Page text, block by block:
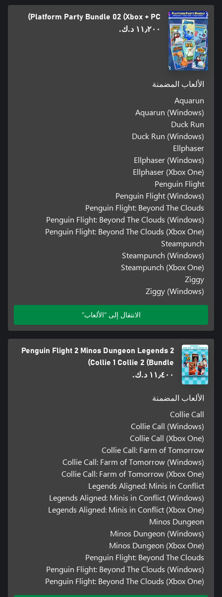
Platform Party Bundle 02 (Xbox + PC)
١١٫٢٠٠ د.ك.‏
الألعاب المضمنة
Aquarun
Aquarun (Windows)
Duck Run
Duck Run (Windows)
Ellphaser
Ellphaser (Windows)
Ellphaser (Xbox One)
Penguin Flight
Penguin Flight (Windows)
Penguin Flight: Beyond The Clouds
Penguin Flight: Beyond The Clouds (Windows)
Penguin Flight: Beyond The Clouds (Xbox One)
Steampunch
Steampunch (Windows)
Steampunch (Xbox One)
Ziggy
Ziggy (Windows)
الانتقال إلى "الألعاب"
Penguin Flight 2 Minos Dungeon Legends 2
Collie 1 Collie 2 (Bundle)
١١٫٤٠٠ د.ك.‏
الألعاب المضمنة
Collie Call
Collie Call (Windows)
Collie Call (Xbox One)
Collie Call: Farm of Tomorrow
Collie Call: Farm of Tomorrow (Windows)
Collie Call: Farm of Tomorrow (Xbox One)
Legends Aligned: Minis in Conflict
Legends Aligned: Minis in Conflict (Windows)
Legends Aligned: Minis in Conflict (Xbox One)
Minos Dungeon
Minos Dungeon (Windows)
Minos Dungeon (Xbox One)
Penguin Flight: Beyond The Clouds
Penguin Flight: Beyond The Clouds (Windows)
Penguin Flight: Beyond The Clouds (Xbox One)